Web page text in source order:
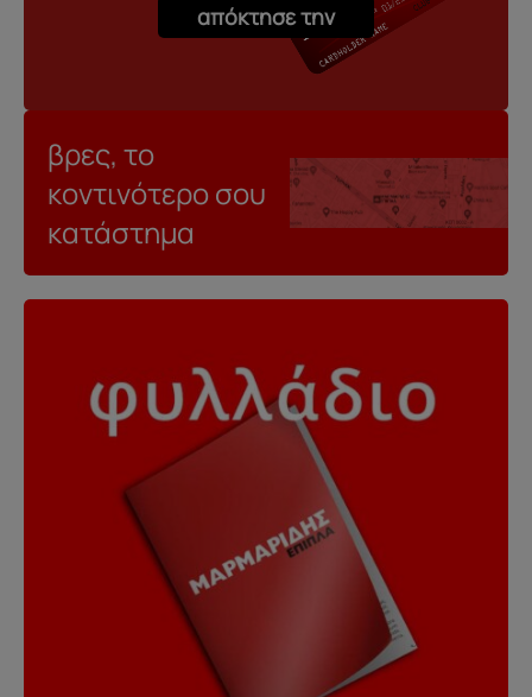
απόκτησε την
βρες, το
κοντινότερο σου
κατάστημα